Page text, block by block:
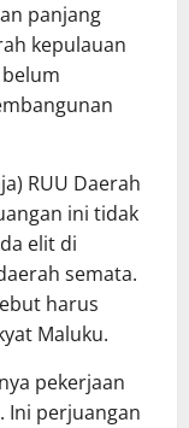
panjang
kepulauan
RUU Daerah
ini tidak
elit di
semata.
harus
Maluku.
pekerjaan
Ini perjuangan